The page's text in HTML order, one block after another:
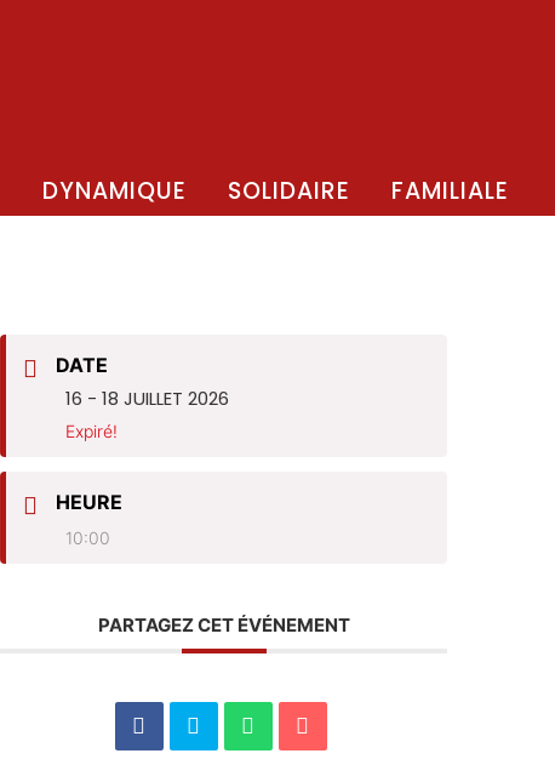
DYNAMIQUE SOLIDAIRE FAMILIALE
DATE
16 - 18 JUILLET 2026
Expiré!
HEURE
10:00
PARTAGEZ CET ÉVÉNEMENT